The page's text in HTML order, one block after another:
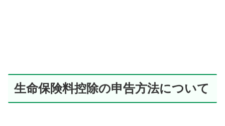
生命保険料控除の申告方法について